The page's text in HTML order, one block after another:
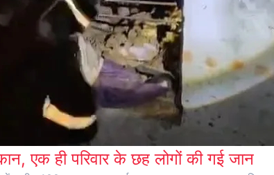
एक ही परिवार के छह लोगों की गई जान